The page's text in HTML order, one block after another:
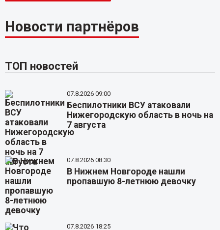
Новости партнёров
ТОП новостей
07.8.2026 09:00
Беспилотники ВСУ атаковали
Нижегородскую область в ночь на
7 августа
07.8.2026 08:30
В Нижнем Новгороде нашли
пропавшую 8-летнюю девочку
07.8.2026 18:25